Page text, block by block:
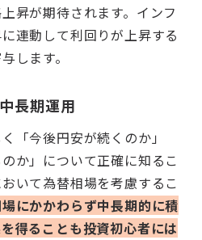
昇が期待されます。インフ
連動して利回りが上昇する
します。
長期運用
「今後円安が続くのか」
か」について正確に知るこ
いて為替相場を考慮するこ
にかかわらず中長期的に積
得ることも投資初心者には